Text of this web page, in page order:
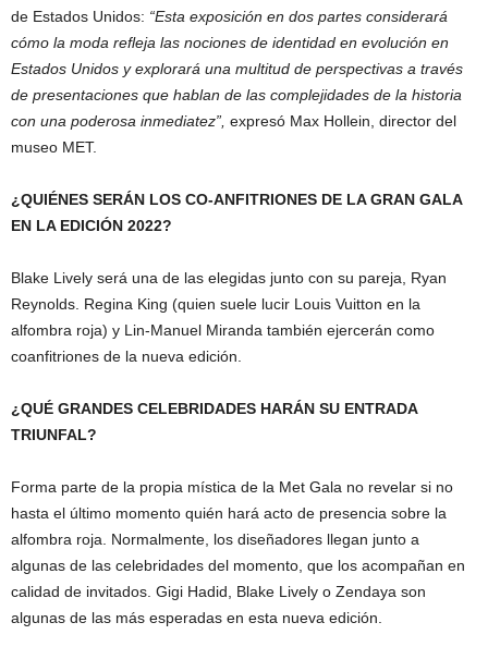
de Estados Unidos: “Esta exposición en dos partes considerará
cómo la moda refleja las nociones de identidad en evolución en
Estados Unidos y explorará una multitud de perspectivas a través
de presentaciones que hablan de las complejidades de la historia
con una poderosa inmediatez”, expresó Max Hollein, director del
museo MET.
¿QUIÉNES SERÁN LOS CO-ANFITRIONES DE LA GRAN GALA
EN LA EDICIÓN 2022?
Blake Lively será una de las elegidas junto con su pareja, Ryan
Reynolds. Regina King (quien suele lucir Louis Vuitton en la
alfombra roja) y Lin-Manuel Miranda también ejercerán como
coanfitriones de la nueva edición.
¿QUÉ GRANDES CELEBRIDADES HARÁN SU ENTRADA
TRIUNFAL?
Forma parte de la propia mística de la Met Gala no revelar si no
hasta el último momento quién hará acto de presencia sobre la
alfombra roja. Normalmente, los diseñadores llegan junto a
algunas de las celebridades del momento, que los acompañan en
calidad de invitados. Gigi Hadid, Blake Lively o Zendaya son
algunas de las más esperadas en esta nueva edición.